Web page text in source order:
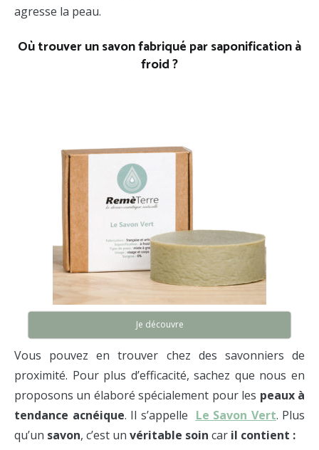
agresse la peau.
Où trouver un savon fabriqué par saponification à
froid ?
Je découvre
Vous pouvez en trouver chez des savonniers de
proximité. Pour plus d’efficacité, sachez que nous en
proposons un élaboré spécialement pour les peaux à
tendance acnéique. Il s’appelle Le Savon Vert. Plus
qu’un savon, c’est un véritable soin car il contient :